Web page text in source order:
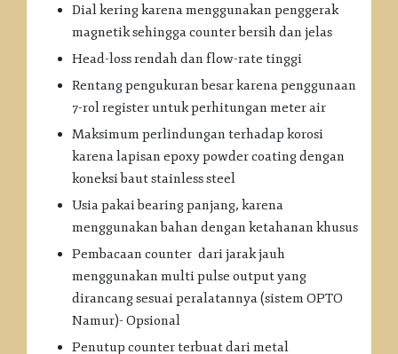
Dial kering karena menggunakan penggerak
magnetik sehingga counter bersih dan jelas
Head-loss rendah dan flow-rate tinggi
Rentang pengukuran besar karena penggunaan
7-rol register untuk perhitungan meter air
Maksimum perlindungan terhadap korosi
karena lapisan epoxy powder coating dengan
koneksi baut stainless steel
Usia pakai bearing panjang, karena
menggunakan bahan dengan ketahanan khusus
Pembacaan counter dari jarak jauh
menggunakan multi pulse output yang
dirancang sesuai peralatannya (sistem OPTO
Namur)- Opsional
Penutup counter terbuat dari metal